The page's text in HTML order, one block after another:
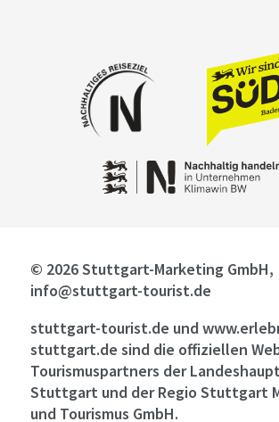
© 2026 Stuttgart-Marketing GmbH,
info@stuttgart-tourist.de
stuttgart-tourist.de und
stuttgart.de sind die offiziellen
Tourismuspartners der
Stuttgart und der Regio Stuttgart
und Tourismus GmbH.